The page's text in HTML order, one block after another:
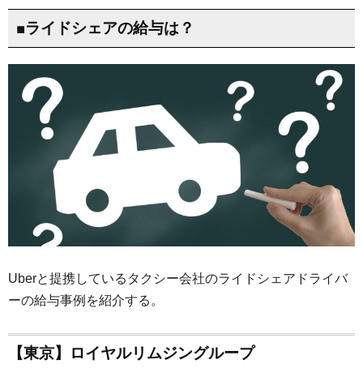
■ライドシェアの給与は？
Uberと提携しているタクシー会社のライドシェアドライバ
ーの給与事例を紹介する。
【東京】ロイヤルリムジングループ